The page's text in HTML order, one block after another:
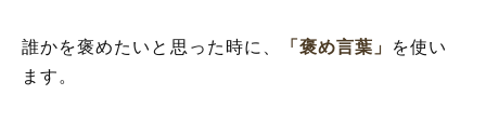
誰かを褒めたいと思った時に、 「褒め言葉」 を使い
ます。